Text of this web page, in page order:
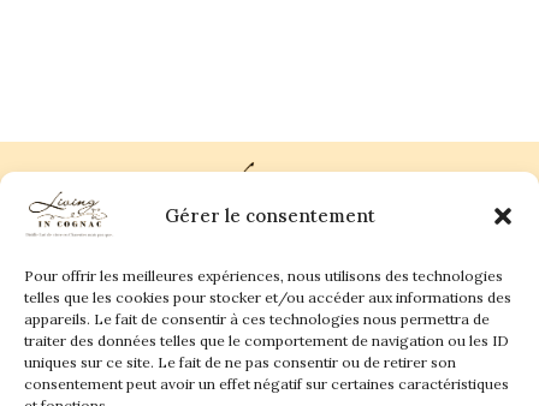
Gérer le consentement
Pour offrir les meilleures expériences, nous utilisons des technologies
telles que les cookies pour stocker et/ou accéder aux informations des
appareils. Le fait de consentir à ces technologies nous permettra de
traiter des données telles que le comportement de navigation ou les ID
uniques sur ce site. Le fait de ne pas consentir ou de retirer son
consentement peut avoir un effet négatif sur certaines caractéristiques
Plan du site
Living in Cognac Land
La vigne & Le verre
Newsletter
Dégustation sensorielle & Écriture
Contact
anne@livingincognac.com